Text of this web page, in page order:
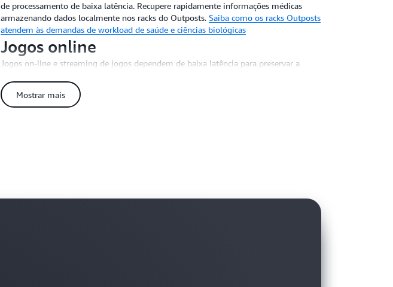
de processamento de baixa latência. Recupere rapidamente informações médicas
armazenando dados localmente nos racks do Outposts. Saiba como os racks Outposts
atendem às demandas de workload de saúde e ciências biológicas
Jogos online
Jogos on-line e streaming de jogos dependem de baixa latência para preservar a
de jogos mais perto dos usuários finais - proporcionando melhor desempenho para
os jogos multijogador mais exigentes.
jogos multijogador de baixa latência.
Mostrar mais